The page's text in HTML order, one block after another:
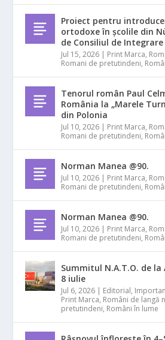
Proiect pentru
ortodoxe în școlile din
de Consiliul de
Jul 15, 2026 | Print Marca,
Romani de pretutindeni,
Tenorul român Paul
România la „Marele
din Polonia
Jul 10, 2026 | Print Marca,
Romani de pretutindeni,
Norman Manea @90.
Jul 10, 2026 | Print Marca,
Romani de pretutindeni,
Norman Manea @90.
Jul 10, 2026 | Print Marca,
Romani de pretutindeni,
Summitul N.A.T.O. de la
8 iulie
Jul 6, 2026 | Editorial,
Print Marca, Români de langă
pretutindeni, Români în lume